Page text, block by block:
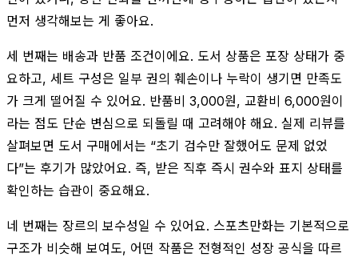
먼저 생각해보는 게 좋아요.
세 번째는 배송과 반품 조건이에요. 도서 상품은 포장 상태가 중
요하고, 세트 구성은 일부 권의 훼손이나 누락이 생기면 만족도
가 크게 떨어질 수 있어요. 반품비 3,000원, 교환비 6,000원이
라는 점도 단순 변심으로 되돌릴 때 고려해야 해요. 실제 리뷰를
살펴보면 도서 구매에서는 “초기 검수만 잘했어도 문제 없었
다”는 후기가 많았어요. 즉, 받은 직후 즉시 권수와 표지 상태를
확인하는 습관이 중요해요.
네 번째는 장르의 보수성일 수 있어요. 스포츠만화는 기본적으로
구조가 비슷해 보여도, 어떤 작품은 전형적인 성장 공식을 따르